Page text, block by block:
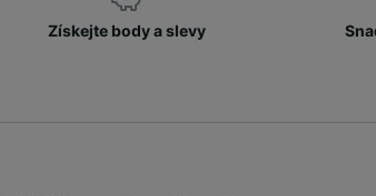
Získejte body a slevy